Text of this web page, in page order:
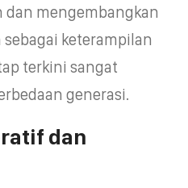
dan mengembangkan
keterampilan
terkini sangat
generasi.
dan